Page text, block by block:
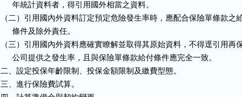
      年統計資料者，得引用國外相當之資料。
（二）引用國內外資料訂定預定危險發生率時，應配合保險單條款之
      條件及除外責任。
（三）引用國內外資料應確實瞭解並取得其原始資料，不得逕引用再
      公司提供之發生率，且與保險單條款給付條件應完全一致。
二、設定投保年齡限制、投保金額限制及繳費型態。
三、進行保險費試算。